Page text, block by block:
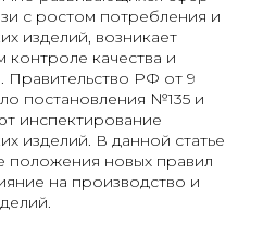
с ростом потребления и
изделий, возникает
контроле качества и
Правительство РФ от 9
постановления №135 и
инспектирование
изделий. В данной статье
новых правил
на производство и